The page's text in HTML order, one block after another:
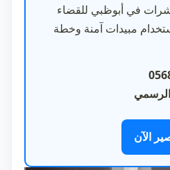
في أبوظبي للقضاء
مبيدات آمنة وخطة
الآن